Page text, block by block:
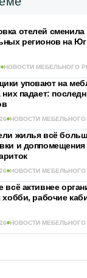
отелей сменила
регионов на
НОВОСТИ МЕБЕЛЬНОГО
уповают на
них падает:
НОВОСТИ
жилья всё
и
НОВОСТИ
всё активнее
хобби, рабочие
НОВОСТИ